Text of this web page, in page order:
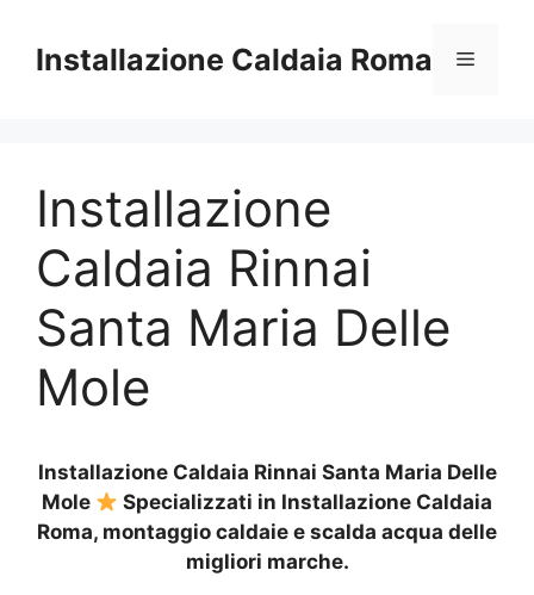
contenuto
Installazione Caldaia Roma Menu
Installazione
Caldaia Rinnai
Santa Maria Delle
Mole
Installazione Caldaia Rinnai Santa Maria Delle
Mole
Specializzati in Installazione Caldaia
Roma, montaggio caldaie e scalda acqua delle
migliori marche.